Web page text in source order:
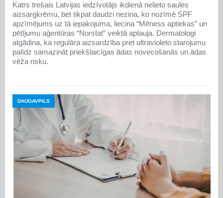
Katrs trešais Latvijas iedzīvotājs ikdienā nelieto saules
aizsargkrēmu, bet tikpat daudzi nezina, ko nozīmē SPF
apzīmējums uz tā iepakojuma, liecina “Mēness aptiekas” un
pētījumu aģentūras “Norstat” veiktā aptauja. Dermatologi
atgādina, ka regulāra aizsardzība pret ultravioleto starojumu
palīdz samazināt priekšlaicīgas ādas novecošanās un ādas
vēža risku.
DAUGAVPILS